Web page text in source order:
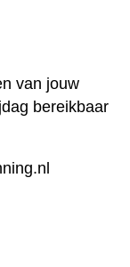
van jouw
bereikbaar